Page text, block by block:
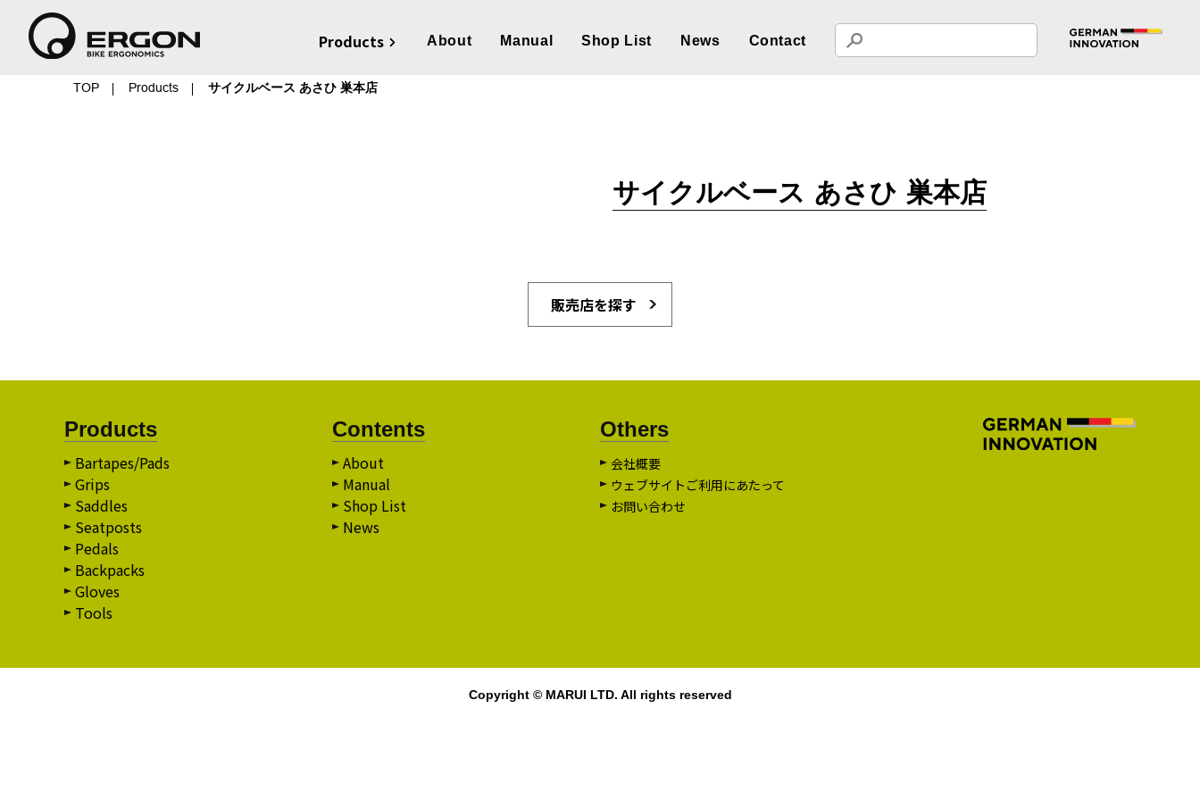
Products About Manual Shop List News Contact
TOP Products サイクルベース あさひ 巣本店
サイクルベース あさひ 巣本店
販売店を探す
Products
Bartapes/Pads
Grips
Saddles
Seatposts
Pedals
Backpacks
Gloves
Tools
Contents
About
Manual
Shop List
News
Others
会社概要
ウェブサイトご利用にあたって
お問い合わせ
Copyright © MARUI LTD. All rights reserved